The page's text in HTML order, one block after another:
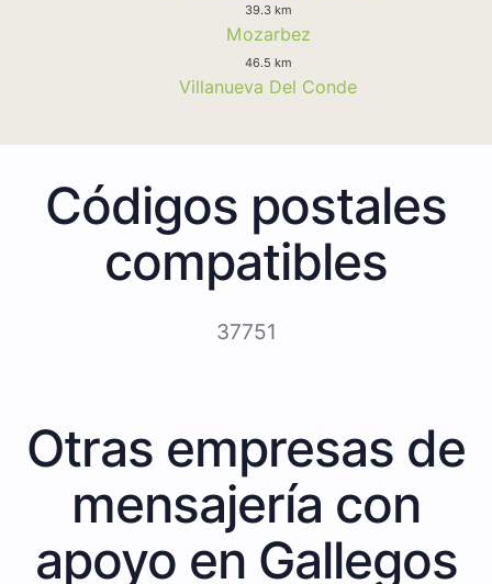
39.3 km
Mozarbez
46.5 km
Villanueva Del Conde
Códigos postales
compatibles
37751
Otras empresas de
mensajería con
apoyo en Gallegos